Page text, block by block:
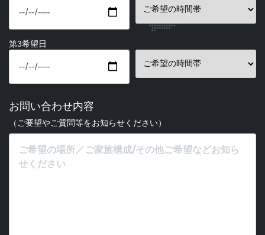
第3希望日
お問い合わせ内容
（ご要望やご質問等をお知らせください）